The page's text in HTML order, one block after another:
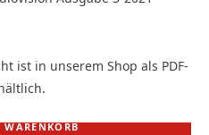
ist in unserem Shop als PDF-